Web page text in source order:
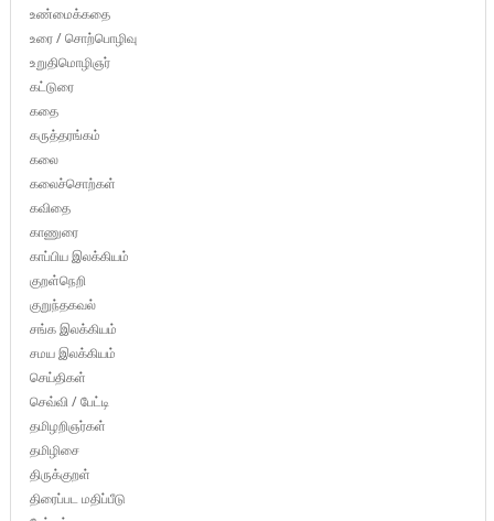
உண்மைக்கதை
உரை / சொற்பொழிவு
உறுதிமொழிஞர்
கட்டுரை
கதை
கருத்தரங்கம்
கலை
கலைச்சொற்கள்
கவிதை
காணுரை
காப்பிய இலக்கியம்
குறள்நெறி
குறுந்தகவல்
சங்க இலக்கியம்
சமய இலக்கியம்
செய்திகள்
செவ்வி / பேட்டி
தமிழறிஞர்கள்
தமிழிசை
திருக்குறள்
திரைப்பட மதிப்பீடு